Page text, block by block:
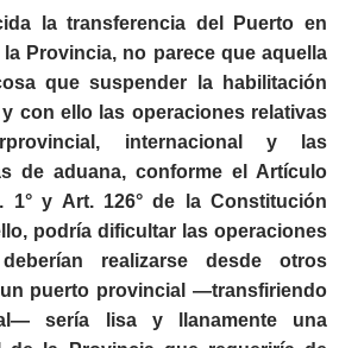
la transferencia del Puerto en
Provincia, no parece que aquella
que suspender la habilitación
con ello las operaciones relativas
internacional y las
de aduana, conforme el Artículo
1° y Art. 126° de la Constitución
podría dificultar las operaciones
realizarse desde otros
puerto provincial ―transfiriendo
sería lisa y llanamente una